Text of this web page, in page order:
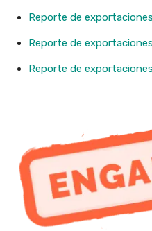
Reporte de
Reporte de
Reporte de